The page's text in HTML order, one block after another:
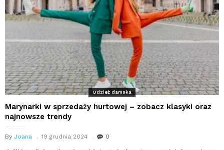
Odzież damska
Marynarki w sprzedaży hurtowej – zobacz klasyki oraz
najnowsze trendy
By Joana 19 grudnia 2024 0